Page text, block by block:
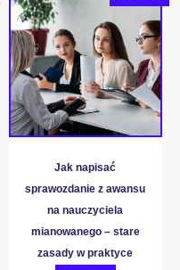
Jak napisać
sprawozdanie z awansu
na nauczyciela
mianowanego – stare
zasady w praktyce